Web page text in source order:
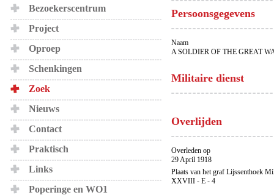
Bezoekerscentrum
Project
Oproep
Schenkingen
Zoek
Nieuws
Contact
Praktisch
Links
Poperinge en WO1
Persoonsgegevens
Naam
A SOLDIER OF THE GREAT
Militaire dienst
Overlijden
Overleden op
29 April 1918
Plaats van het graf Lijssenthoek
XXVIII - E - 4